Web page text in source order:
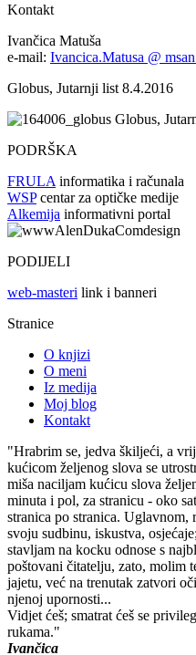
Kontakt
Ivančica Matuša
e-mail: Ivancica.Matusa @
Globus, Jutarnji list 8.4.2016
Globus,
PODRŠKA
FRULA informatika i računala
WSPcentar za optičke medije
Alkemija informativni portal
PODIJELI
web-masteri link i banneri
Stranice
O knjizi
O meni
Iz medija
Moj blog
Kontakt
"Hrabrim se, jedva škiljeći, a
kućicom željenog slova se
miša naciljam kućicu slova
minuta i pol, za stranicu - oko
stranica po stranica. Uglavnom,
svoju sudbinu, iskustva,
stavljam na kocku odnose s
poštovani čitatelju, zato, molim
jajetu, već na trenutak zatvori
njenoj upornosti...
Vidjet ćeš; smatrat ćeš se
rukama."
Ivančica